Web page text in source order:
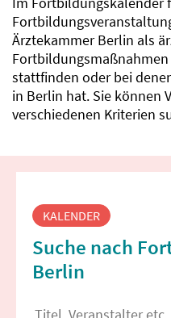
Ärztekammer Berlin als
stattfinden oder bei
in Berlin hat. Sie können
verschiedenen Kriterien
KALENDER
Suche nach
Berlin